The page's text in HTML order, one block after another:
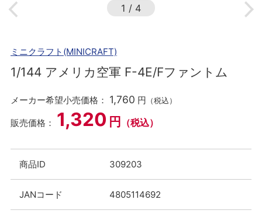
1 / 4
ミニクラフト(MINICRAFT)
1/144 アメリカ空軍 F-4E/Fファントム
メーカー希望小売価格： 1,760 円 （税込）
販売価格： 1,320 円 （税込）
商品ID 309203
JANコード 4805114692